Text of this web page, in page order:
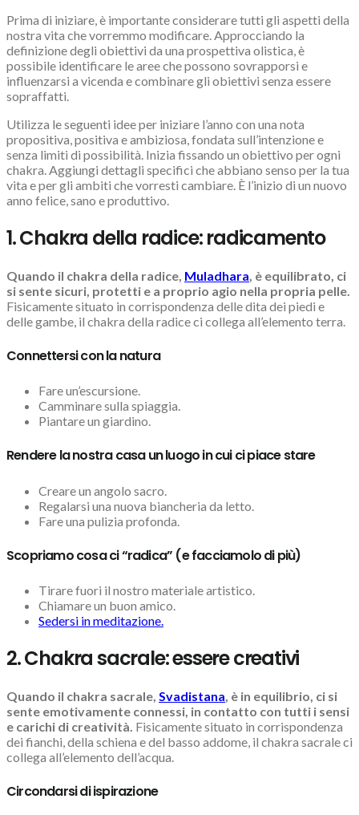
Prima di iniziare, è importante considerare tutti gli aspetti della
nostra vita che vorremmo modificare. Approcciando la
definizione degli obiettivi da una prospettiva olistica, è
possibile identificare le aree che possono sovrapporsi e
influenzarsi a vicenda e combinare gli obiettivi senza essere
sopraffatti.
Utilizza le seguenti idee per iniziare l’anno con una nota
propositiva, positiva e ambiziosa, fondata sull’intenzione e
senza limiti di possibilità. Inizia fissando un obiettivo per ogni
chakra. Aggiungi dettagli specifici che abbiano senso per la tua
vita e per gli ambiti che vorresti cambiare. È l’inizio di un nuovo
anno felice, sano e produttivo.
1. Chakra della radice: radicamento
Quando il chakra della radice, Muladhara , è equilibrato, ci
si sente sicuri, protetti e a proprio agio nella propria pelle.
Fisicamente situato in corrispondenza delle dita dei piedi e
delle gambe, il chakra della radice ci collega all’elemento terra.
Connettersi con la natura
Fare un’escursione.
Camminare sulla spiaggia.
Piantare un giardino.
Rendere la nostra casa un luogo in cui ci piace stare
Creare un angolo sacro.
Regalarsi una nuova biancheria da letto.
Fare una pulizia profonda.
Scopriamo cosa ci “radica” (e facciamolo di più)
Tirare fuori il nostro materiale artistico.
Chiamare un buon amico.
Sedersi in meditazione.
2. Chakra sacrale: essere creativi
Quando il chakra sacrale, Svadistana, è in equilibrio, ci si
sente emotivamente connessi, in contatto con tutti i sensi
e carichi di creatività. Fisicamente situato in corrispondenza
dei fianchi, della schiena e del basso addome, il chakra sacrale ci
collega all’elemento dell’acqua.
Circondarsi di ispirazione